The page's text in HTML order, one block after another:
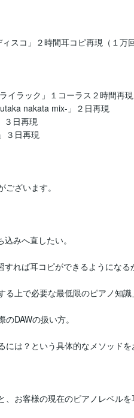
スコ」２時間耳コピ再現（１万
イラック」１コーラス２時間再現
nakata mix-」２日再現
３日再現
３日再現
ざいます。
みへ直したい。
すれば耳コピができるようになる
る上で必要な最低限のピアノ知識
DAWの扱い方。
には？という具体的なメソッドを
お客様の現在のピアノレベルを